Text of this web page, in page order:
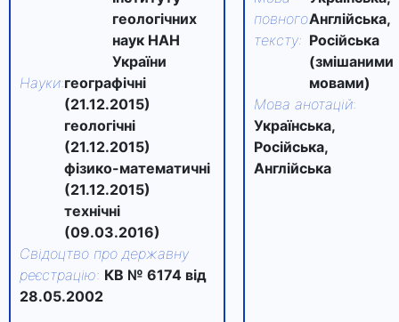
геологічних
наук НАН
України
Науки:географічні
(21.12.2015)
геологічні
(21.12.2015)
фізико-математичні
(21.12.2015)
технічні
(09.03.2016)
Свідоцтво про державну
реєстрацію: КВ № 6174 від
28.05.2002
повного
тексту:
Англійська,
Російська
(змішаними
мовами)
Мова анотацій:
Українська,
Російська,
Англійська